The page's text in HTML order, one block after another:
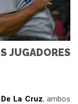
JUGADORES
La Cruz, ambos